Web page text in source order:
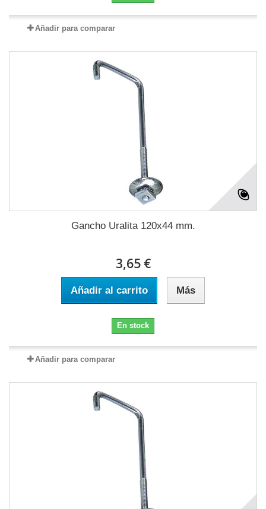
Añadir para comparar
Gancho Uralita 120x44 mm.
3,65 €
Añadir al carrito Más
En stock
Añadir para comparar